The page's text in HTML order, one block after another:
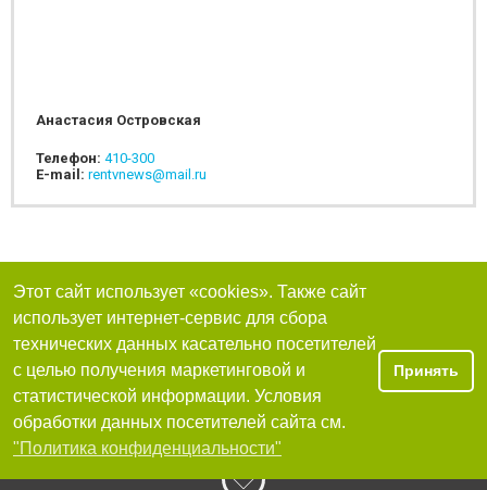
Анастасия Островская
Телефон: 410-300
E-mail: rentvnews@mail.ru
Этот сайт использует «cookies». Также сайт
использует интернет-сервис для сбора
технических данных касательно посетителей
с целью получения маркетинговой и
статистической информации. Условия
обработки данных посетителей сайта см.
"Политика конфиденциальности"
Принять